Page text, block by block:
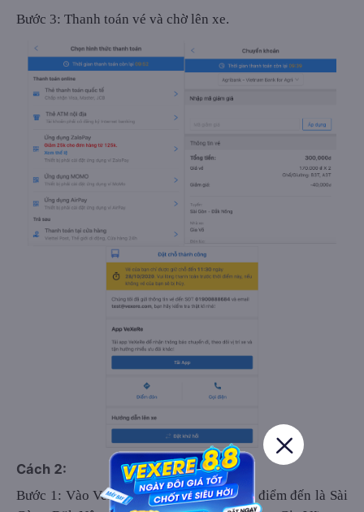
Bước 3: Thanh toán vé và chờ lên xe.
Cách 2:
Bước 1: Vào VeXeRe.com, chọn điểm đi/ điểm đến là Sài